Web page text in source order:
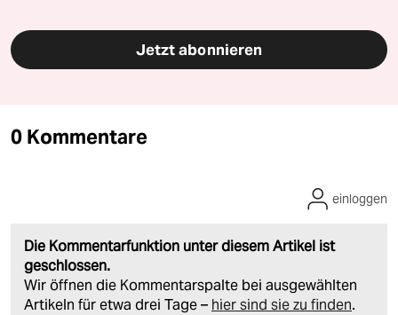
Jetzt abonnieren
0 Kommentare
Die Kommentarfunktion unter diesem Artikel ist
geschlossen.
Wir öffnen die Kommentarspalte bei ausgewählten
Artikeln für etwa drei Tage – hier sind sie zu finden.
einloggen